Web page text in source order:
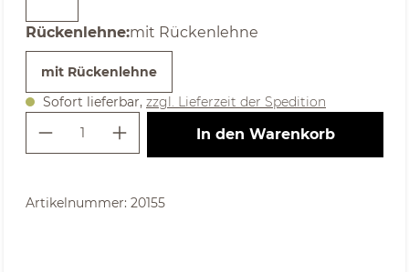
Rückenlehneauswählen
:mit Rückenlehne
mit Rückenlehne
Sofort lieferbar, zzgl. Lieferzeit der Spedition
Produkt Anzahl: Gib den
In den Warenkorb
Artikelnummer: 20155